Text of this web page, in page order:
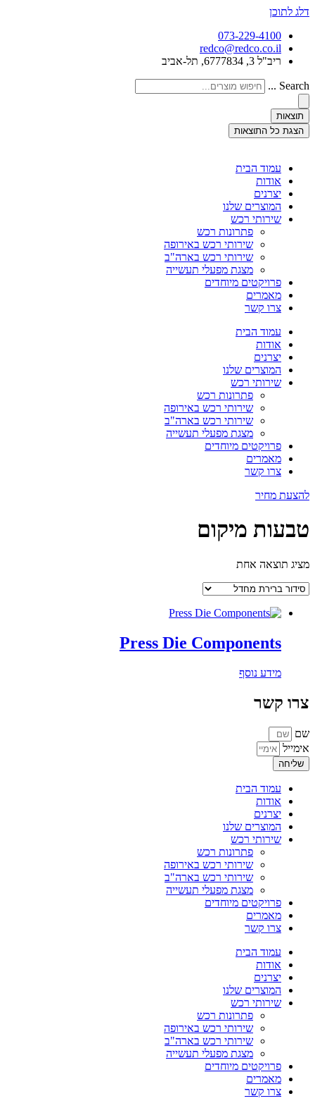
דלג לתוכן
073-229-4100
redco@redco.co.il
ריב"ל 3, 6777834, תל-אביב
Search ...
תוצאות
הצגת כל התוצאות
עמוד הבית
אודות
יצרנים
המוצרים שלנו
שירותי רכש
פתרונות רכש
שירותי רכש באירופה
שירותי רכש בארה"ב
מצגת מפעלי תעשייה
פרויקטים מיוחדים
מאמרים
צרו קשר
עמוד הבית
אודות
יצרנים
המוצרים שלנו
שירותי רכש
פתרונות רכש
שירותי רכש באירופה
שירותי רכש בארה"ב
מצגת מפעלי תעשייה
פרויקטים מיוחדים
מאמרים
צרו קשר
להצעת מחיר
טבעות מיקום
מציג תוצאה אחת
Press Die Components
מידע נוסף
צרו קשר
שם
אימייל
שליחה
עמוד הבית
אודות
יצרנים
המוצרים שלנו
שירותי רכש
פתרונות רכש
שירותי רכש באירופה
שירותי רכש בארה"ב
מצגת מפעלי תעשייה
פרויקטים מיוחדים
מאמרים
צרו קשר
עמוד הבית
אודות
יצרנים
המוצרים שלנו
שירותי רכש
פתרונות רכש
שירותי רכש באירופה
שירותי רכש בארה"ב
מצגת מפעלי תעשייה
פרויקטים מיוחדים
מאמרים
צרו קשר